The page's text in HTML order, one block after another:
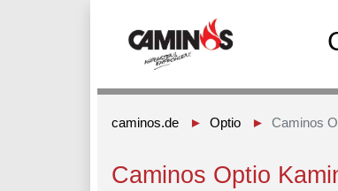
caminos.de Optio Caminos
Caminos Optio